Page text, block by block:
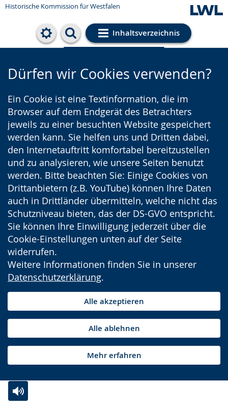
Historische Kommission für Westfalen
Inhaltsverzeichnis
Cookie-Einstellungen
Dürfen wir Cookies verwenden?
Ein Cookie ist eine Textinformation, die im
Browser auf dem Endgerät des Betrachters
jeweils zu einer besuchten Website gespeichert
werden kann. Sie helfen uns und Dritten dabei,
den Internetauftritt komfortabel bereitzustellen
und zu analysieren, wie unsere Seiten benutzt
werden. Bitte beachten Sie: Einige Cookies von
Drittanbietern (z.B. YouTube) können Ihre Daten
auch in Drittländer übermitteln, welche nicht das
Schutzniveau bieten, das der DS-GVO entspricht.
Sie können Ihre Einwilligung jederzeit über die
Cookie-Einstellungen unten auf der Seite
widerrufen.
Weitere Informationen finden Sie in unserer
Datenschutzerklärung.
Alle akzeptieren
Alle ablehnen
Mehr erfahren